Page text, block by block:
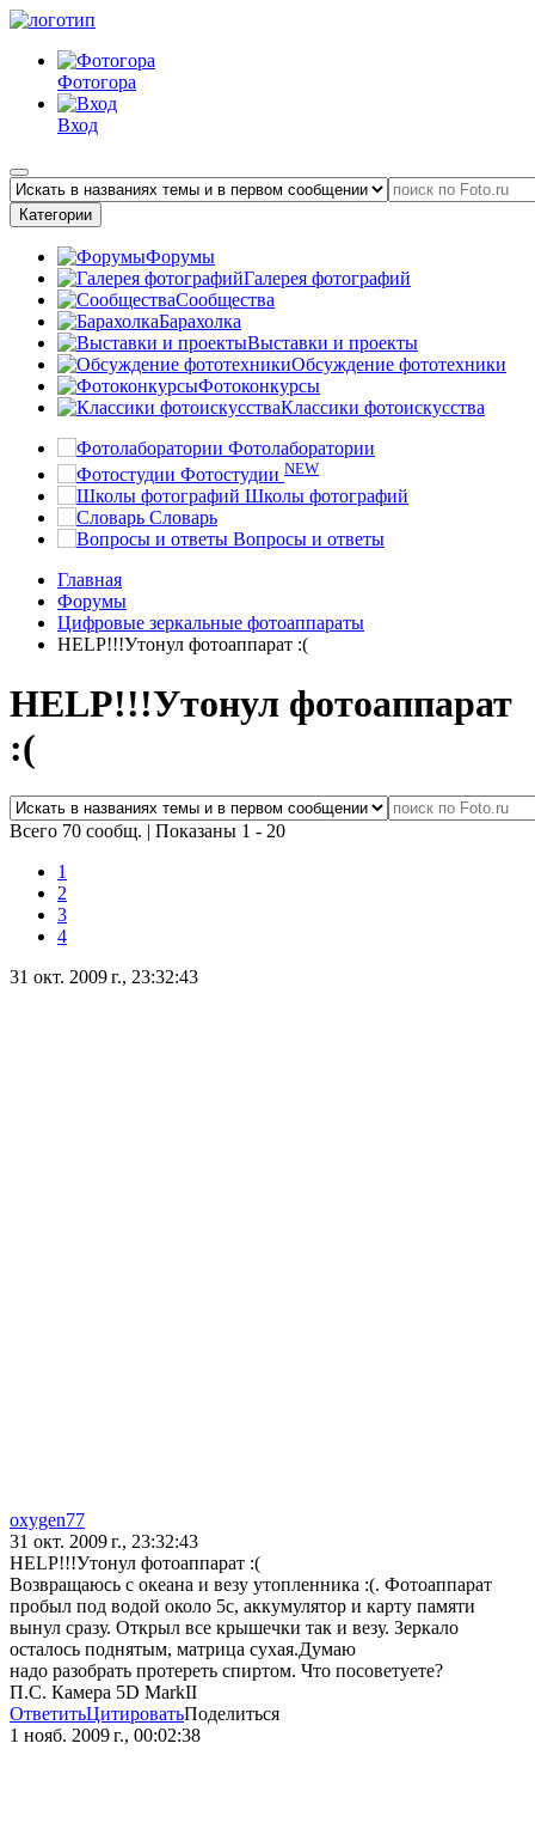
Фотогора
Вход
Категории
Форумы
Галерея фотографий
Сообщества
Барахолка
Выставки и проекты
Обсуждение фототехники
Фотоконкурсы
Классики фотоискусства
Фотолаборатории
Фотостудии NEW
Школы фотографий
Словарь
Вопросы и ответы
Главная
Форумы
Цифровые зеркальные фотоаппараты
HELP!!!Утонул фотоаппарат :(
HELP!!!Утонул фотоаппарат
:(
Всего 70 сообщ. | Показаны 1 - 20
1
2
3
4
31 окт. 2009 г., 23:32:43
oxygen77
31 окт. 2009 г., 23:32:43
HELP!!!Утонул фотоаппарат :(
Возвращаюсь с океана и везу утопленника :(. Фотоаппарат
пробыл под водой около 5с, аккумулятор и карту памяти
вынул сразу. Открыл все крышечки так и везу. Зеркало
осталось поднятым, матрица сухая.Думаю
надо разобрать протереть спиртом. Что посоветуете?
П.С. Камера 5D MarkII
ОтветитьЦитироватьПоделиться
1 нояб. 2009 г., 00:02:38